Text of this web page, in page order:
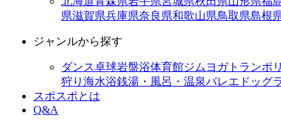
県滋賀県兵庫県奈良県和歌山県鳥取県島根
ジャンルから探す
ダンス卓球岩盤浴体育館ジム ヨガトランポ
狩り 海水浴銭湯・風呂・温泉バレエ ドッグ
スポスポとは
Q&A